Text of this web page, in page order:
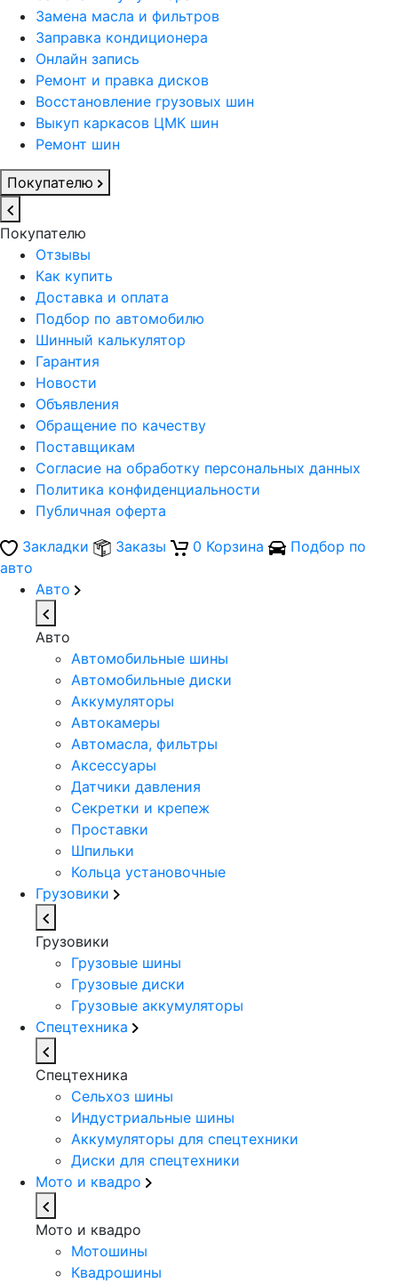
Замена масла и фильтров
Заправка кондиционера
Онлайн запись
Ремонт и правка дисков
Восстановление грузовых шин
Выкуп каркасов ЦМК шин
Ремонт шин
Покупателю
Покупателю
Отзывы
Как купить
Доставка и оплата
Подбор по автомобилю
Шинный калькулятор
Гарантия
Новости
Объявления
Обращение по качеству
Поставщикам
Согласие на обработку персональных данных
Политика конфиденциальности
Публичная оферта
Закладки
Заказы 0 Корзина
Подбор по
авто
Авто
Авто
Автомобильные шины
Автомобильные диски
Аккумуляторы
Автокамеры
Автомасла, фильтры
Аксессуары
Датчики давления
Секретки и крепеж
Проставки
Шпильки
Кольца установочные
Грузовики
Грузовики
Грузовые шины
Грузовые диски
Грузовые аккумуляторы
Спецтехника
Спецтехника
Сельхоз шины
Индустриальные шины
Аккумуляторы для спецтехники
Диски для спецтехники
Мото и квадро
Мото и квадро
Мотошины
Квадрошины